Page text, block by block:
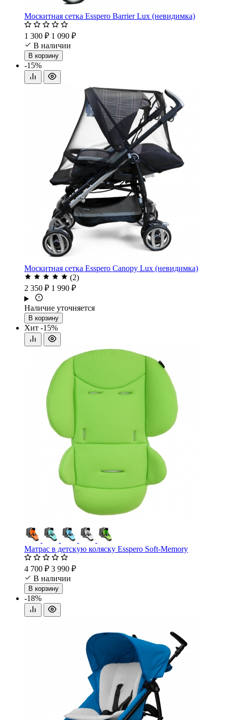
Москитная сетка Esspero Barrier Lux (невидимка)
1 300 ₽ 1 090 ₽
В наличии
В корзину
-15%
Москитная сетка Esspero Canopy Lux (невидимка)
(2)
2 350 ₽ 1 990 ₽
Наличие уточняется
В корзину
Хит -15%
Матрас в детскую коляску Esspero Soft-Memory
4 700 ₽ 3 990 ₽
В наличии
В корзину
-18%